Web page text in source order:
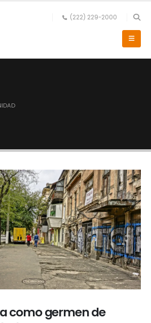
(222) 229-2000
como germen de